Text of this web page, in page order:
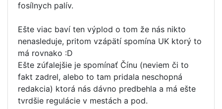
fosílnych palív.
Ešte viac baví ten výplod o tom že nás nikto
nenasleduje, pritom vzápätí spomína UK ktorý to
má rovnako :D
Ešte zúfalejšie je spomínať Čínu (neviem či to
fakt zadrel, alebo to tam pridala neschopná
redakcia) ktorá nás dávno predbehla a má ešte
tvrdšie regulácie v mestách a pod.